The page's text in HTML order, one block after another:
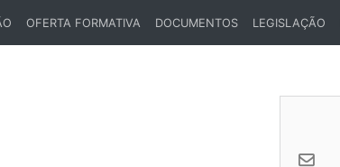
OFERTA FORMATIVA DOCUMENTOS LEGISLAÇÃO